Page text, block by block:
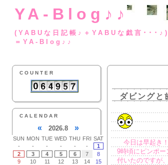
YA-Blog♪♪
(YABUな日記帳♪＋
＝YA-Blog♪♪
COUNTER
CALENDAR
« 2026.8 »
SUN MON TUE WED THU FRI SAT
-
- - - - -
1
2
3 4 5 6 7
8
9
10 11 12 13 14
15
ダビングと
今日は早起き
9時頃にピンポ
付いたのですが